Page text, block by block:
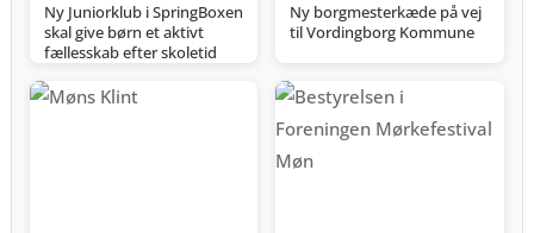
Ny Juniorklub i SpringBoxen
skal give børn et aktivt
fællesskab efter skoletid
Ny borgmesterkæde på vej
til Vordingborg Kommune